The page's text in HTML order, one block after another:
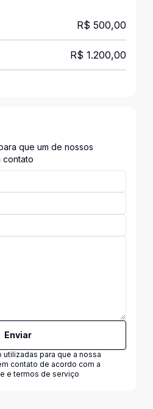
R$ 500,00
R$ 1.200,00
que um de nossos
contato
Enviar
para que a nossa
contato de acordo com a
e termos de serviço